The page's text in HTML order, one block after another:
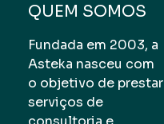
QUEM SOMOS
Fundada em 2003, a
Asteka nasceu com
o objetivo de prestar
serviços de